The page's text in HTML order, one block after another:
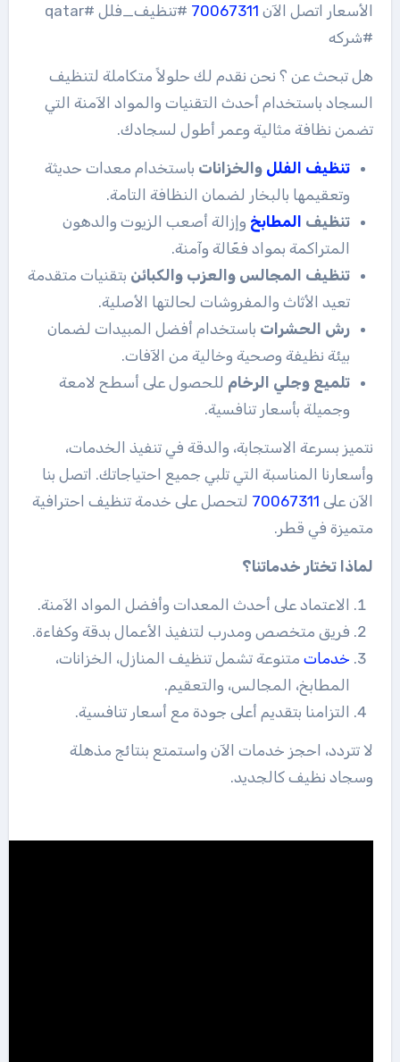
الأسعار اتصل الآن 70067311
#تنظيف_فلل #qatar
#شركه
هل تبحث عن ؟ نحن نقدم لك حلولاً متكاملة لتنظيف
السجاد باستخدام أحدث التقنيات والمواد الآمنة التي
تضمن نظافة مثالية وعمر أطول لسجادك.
تنظيف الفلل والخزانات باستخدام معدات حديثة
وتعقيمها بالبخار لضمان النظافة التامة.
تنظيف المطابخ وإزالة أصعب الزيوت والدهون
المتراكمة بمواد فعّالة وآمنة.
تنظيف المجالس والعزب والكبائن بتقنيات متقدمة
تعيد الأثاث والمفروشات لحالتها الأصلية.
رش الحشرات باستخدام أفضل المبيدات لضمان
بيئة نظيفة وصحية وخالية من الآفات.
تلميع وجلي الرخام للحصول على أسطح لامعة
وجميلة بأسعار تنافسية.
نتميز بسرعة الاستجابة، والدقة في تنفيذ الخدمات،
وأسعارنا المناسبة التي تلبي جميع احتياجاتك. اتصل بنا
الآن على 70067311 لتحصل على خدمة تنظيف احترافية
متميزة في قطر.
لماذا تختار خدماتنا؟
الاعتماد على أحدث المعدات وأفضل المواد الآمنة.
فريق متخصص ومدرب لتنفيذ الأعمال بدقة وكفاءة.
خدماتمتنوعة تشمل تنظيف المنازل، الخزانات،
المطابخ، المجالس، والتعقيم.
التزامنا بتقديم أعلى جودة مع أسعار تنافسية.
لا تتردد، احجز خدمات الآن واستمتع بنتائج مذهلة
وسجاد نظيف كالجديد.